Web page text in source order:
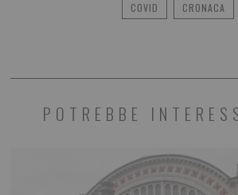
COVID CRONACA
POTREBBE